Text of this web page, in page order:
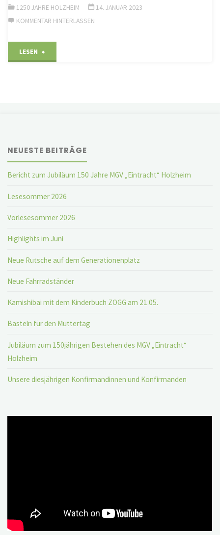
1250 JAHRE HOLZHEIM
14. JANUAR 2023
KOMMENTAR HINTERLASSEN
LESEN
vom
24.
–
25
Juni
2023"
NEUESTE BEITRÄGE
Bericht zum Jubiläum 150 Jahre MGV „Eintracht“ Holzheim
Lesesommer 2026
Vorlesesommer 2026
Highlights im Juni
Neue Rutsche auf dem Generationenplatz
Neue Fahrradständer
Kamishibai mit dem Kinderbuch ZOGG am 21.05.
Basteln für den Muttertag
Jubiläum zum 150jährigen Bestehen des MGV „Eintracht“
Holzheim
Unsere diesjährigen Konfirmandinnen und Konfirmanden